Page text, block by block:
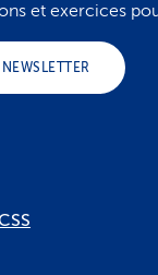
et exercices